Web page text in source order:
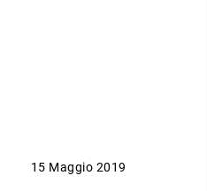
15 Maggio 2019